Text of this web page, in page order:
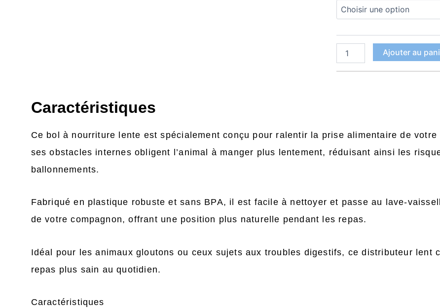
anti-
étouffement
chat
Ajouter au
Caractéristiques
Ce bol à nourriture lente est spécialement conçu pour ralentir la prise alimentaire de
ses obstacles internes obligent l’animal à manger plus lentement, réduisant ainsi les
ballonnements.
Fabriqué en plastique robuste et sans BPA, il est facile à nettoyer et passe au lave-
de votre compagnon, offrant une position plus naturelle pendant les repas.
Idéal pour les animaux gloutons ou ceux sujets aux troubles digestifs, ce distributeur lent
repas plus sain au quotidien.
Caractéristiques